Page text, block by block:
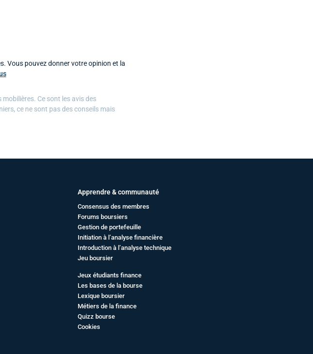
Vous pouvez donner votre opinion et la
Ce sont les avis des
ce ne sont pas des conseils mais
Apprendre & communauté
Consensus des membres
Forums boursiers
Gestion de portefeuille
Initiation à l’analyse financière
Introduction à l’analyse technique
Jeu boursier
Jeux étudiants finance
Les bases de la bourse
Lexique boursier
Métiers de la finance
Quizz bourse
Cookies